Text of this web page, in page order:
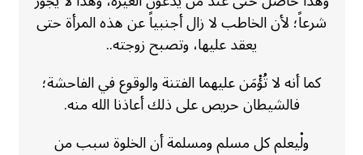
شرعاً؛ لأن الخاطب لا زال أجنبياً عن هذه المرأة حتى
يعقد عليها، وتصبح زوجته..
كما أنه لا تُؤْمَن عليهما الفتنة والوقوع في الفاحشة؛
فالشيطان حريص على ذلك أعاذنا الله منه.
ولْيعلم كل مسلم ومسلمة أن الخلوة سبب من